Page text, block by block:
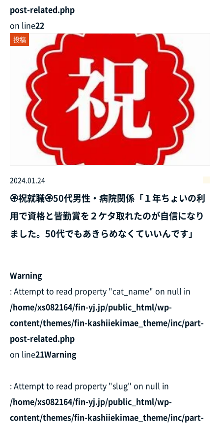
post-related.php
on line22
投稿
2024.01.24
🏵️祝就職🏵️50代男性・病院関係「１年ちょいの利
用で資格と皆勤賞を２ケタ取れたのが自信になり
ました。50代でもあきらめなくていいんです」
Warning
: Attempt to read property "cat_name" on null in
/home/xs082164/fin-yj.jp/public_html/wp-
content/themes/fin-kashiiekimae_theme/inc/part-
post-related.php
on line21Warning
: Attempt to read property "slug" on null in
/home/xs082164/fin-yj.jp/public_html/wp-
content/themes/fin-kashiiekimae_theme/inc/part-